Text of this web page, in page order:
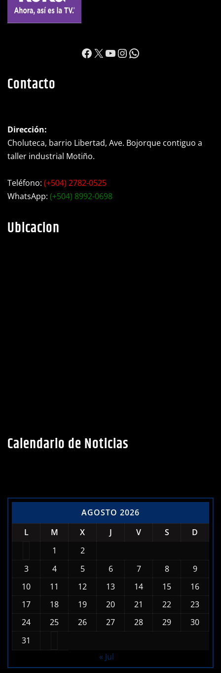
https://
X YouTube
Instagram
WhatsApp
Contacto
Dirección:
Choluteca, barrio Libertad, Ave. Bojorque contiguo a
taller industrial Motiño.
Teléfono: (+504) 2782-0525
WhatsApp: (+504) 8992-0698
Ubicacion
Calendario de Noticias
AGOSTO 2026
L
M X J V S
D
1
2
3
4 5 6 7 8
9
10
11 12 13 14 15
16
17
18 19 20 21 22
23
24
25 26 27 28 29
30
31
« Jul